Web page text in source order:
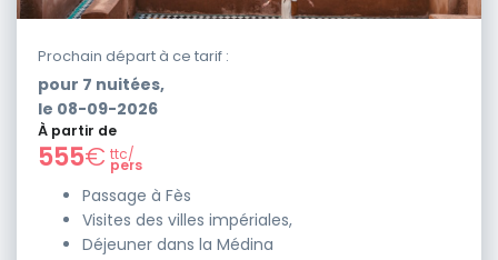
Prochain départ à ce tarif :
pour 7 nuitées,
le 08-09-2026
À partir de
555€ ttc/
pers
Passage à Fès
Visites des villes impériales,
Déjeuner dans la Médina